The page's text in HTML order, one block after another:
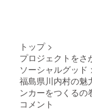
トップ >
プロジェクトをさ
ソーシャルグッド
福島県川内村の魅
ンカーをつくるの
コメント